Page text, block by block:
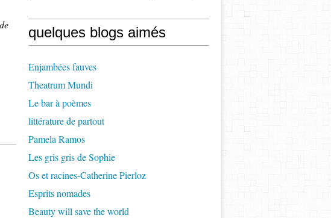
quelques blogs aimés
Enjambées fauves
Theatrum Mundi
Le bar à poèmes
littérature de partout
Pamela Ramos
Les gris gris de Sophie
Os et racines-Catherine Pierloz
Esprits nomades
Beauty will save the world